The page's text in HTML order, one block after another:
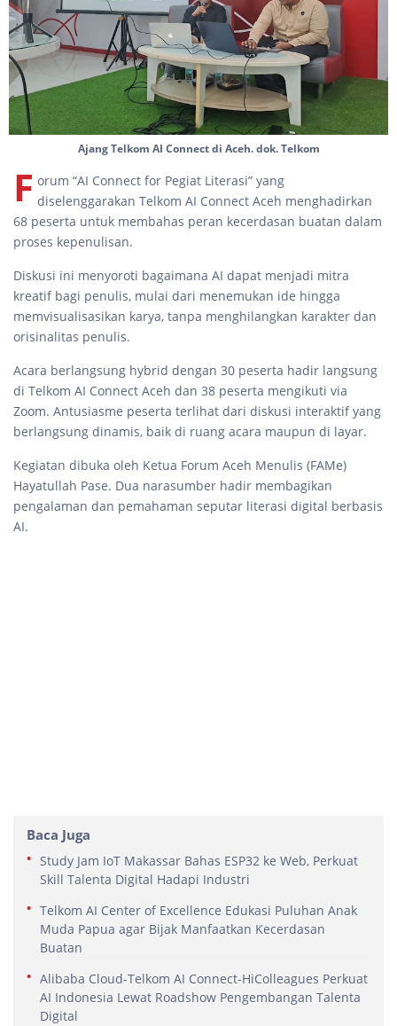
Ajang Telkom AI Connect di Aceh. dok. Telkom
F orum “AI Connect for Pegiat Literasi” yang
diselenggarakan Telkom AI Connect Aceh menghadirkan
68 peserta untuk membahas peran kecerdasan buatan dalam
proses kepenulisan.
Diskusi ini menyoroti bagaimana AI dapat menjadi mitra
kreatif bagi penulis, mulai dari menemukan ide hingga
memvisualisasikan karya, tanpa menghilangkan karakter dan
orisinalitas penulis.
Acara berlangsung hybrid dengan 30 peserta hadir langsung
di Telkom AI Connect Aceh dan 38 peserta mengikuti via
Zoom. Antusiasme peserta terlihat dari diskusi interaktif yang
berlangsung dinamis, baik di ruang acara maupun di layar.
Kegiatan dibuka oleh Ketua Forum Aceh Menulis (FAMe)
Hayatullah Pase. Dua narasumber hadir membagikan
pengalaman dan pemahaman seputar literasi digital berbasis
AI.
Baca Juga
Study Jam IoT Makassar Bahas ESP32 ke Web, Perkuat
Skill Talenta Digital Hadapi Industri
Telkom AI Center of Excellence Edukasi Puluhan Anak
Muda Papua agar Bijak Manfaatkan Kecerdasan
Buatan
Alibaba Cloud-Telkom AI Connect-HiColleagues Perkuat
AI Indonesia Lewat Roadshow Pengembangan Talenta
Digital